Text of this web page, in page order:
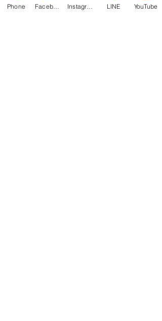
アパリマ振付動画 Tahiti E
Phone LINE YouTube